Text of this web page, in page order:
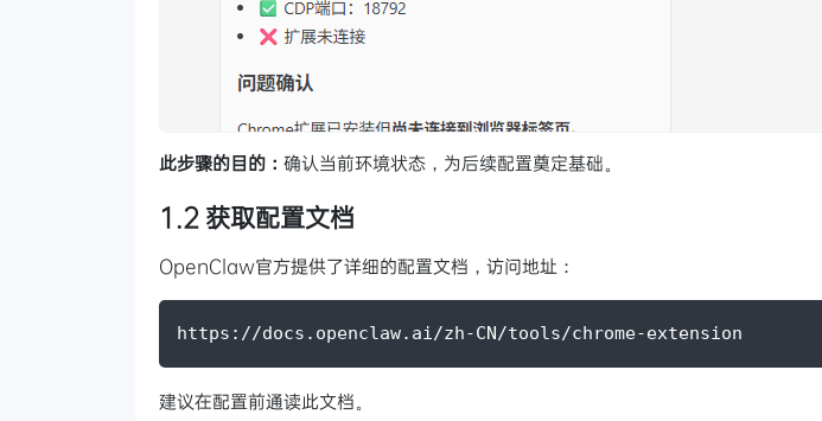
此步骤的目的： 确认当前环境状态，为后续配置奠定基础。
1.2 获取配置文档
OpenClaw官方提供了详细的配置文档，访问地址：
https://docs.openclaw.ai/zh-CN/tools/chrome-extension
建议在配置前通读此文档。